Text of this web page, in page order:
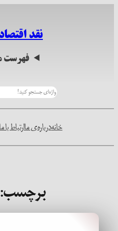
نقد
فهرست
خانهدرباره‌ی ماارتباط با